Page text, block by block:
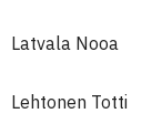
Latvala Nooa
Lehtonen Totti